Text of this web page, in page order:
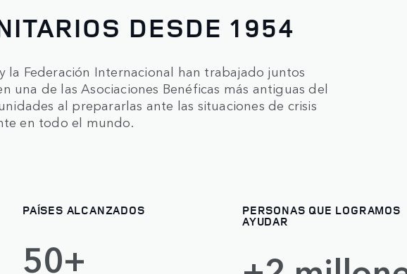
DESDE 1954
la Federación Internacional han trabajado juntos
una de las Asociaciones Benéficas más antiguas del
al prepararlas ante las situaciones de crisis
en todo el mundo.
PAÍSES ALCANZADOS
50+
PERSONAS QUE LOGRAMOS
AYUDAR